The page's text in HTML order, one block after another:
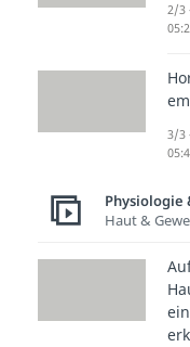
als
2/3
em
3/3
Physiologie
Haut &